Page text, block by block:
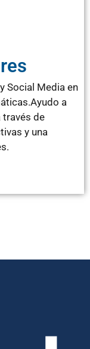
Social Media en
a
través de
y una